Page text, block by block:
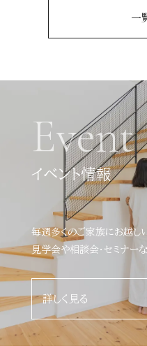
一
Event
イベント情報
毎週多くのご家族にお越し
見学会や相談会・セミナー
詳しく見る